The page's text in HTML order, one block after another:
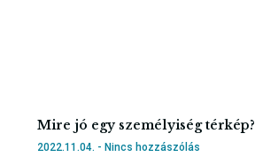
Mire jó egy személyiség térkép?
2022.11.04. Nincs hozzászólás